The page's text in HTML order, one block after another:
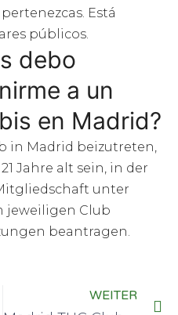
Está
públicos.
debo
a un
en Madrid?
in Madrid beizutreten,
Jahre alt sein, in der
unter
jeweiligen Club
beantragen.
WEITER